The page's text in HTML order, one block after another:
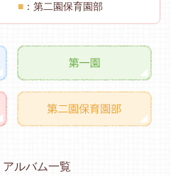
■ ：第二園保育園部
アルバム一覧